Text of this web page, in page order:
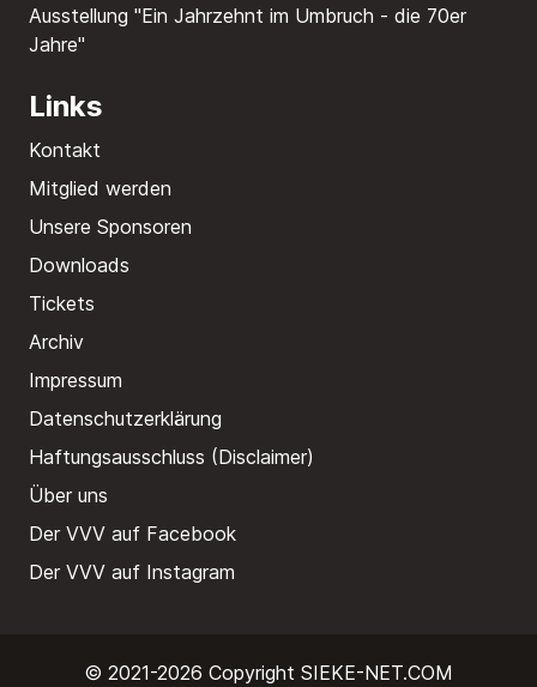
Ausstellung "Ein Jahrzehnt im Umbruch - die 70er
Jahre"
Links
Kontakt
Mitglied werden
Unsere Sponsoren
Downloads
Tickets
Archiv
Impressum
Datenschutzerklärung
Haftungsausschluss (Disclaimer)
Über uns
Der VVV auf Facebook
Der VVV auf Instagram
© 2021-2026 Copyright SIEKE-NET.COM